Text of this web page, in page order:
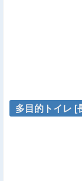
多目的トイレ [